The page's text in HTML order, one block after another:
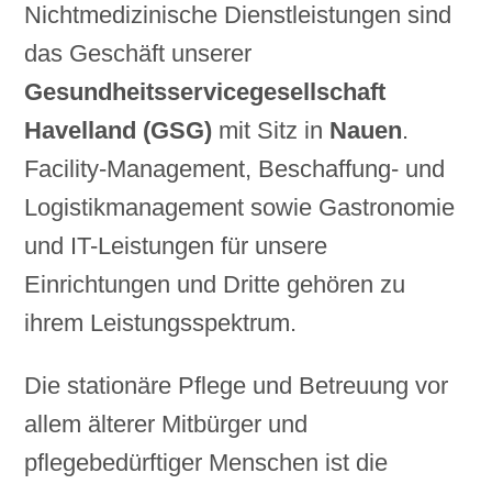
Nichtmedizinische Dienstleistungen sind
das Geschäft unserer
Gesundheitsservicegesellschaft
Havelland (GSG) mit Sitz in Nauen.
Facility-Management, Beschaffung- und
Logistikmanagement sowie Gastronomie
und IT-Leistungen für unsere
Einrichtungen und Dritte gehören zu
ihrem Leistungsspektrum.
Die stationäre Pflege und Betreuung vor
allem älterer Mitbürger und
pflegebedürftiger Menschen ist die